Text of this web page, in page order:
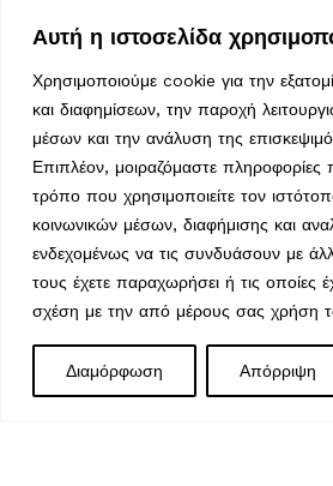
Αυτή η ιστοσελίδα
Χρησιμοποιούμε cookie για την
και διαφημίσεων, την παροχή
μέσων και την ανάλυση της
Επιπλέον, μοιραζόμαστε
τρόπο που χρησιμοποιείτε τον
κοινωνικών μέσων, διαφήμισης και
ενδεχομένως να τις συνδυάσουν με
τους έχετε παραχωρήσει ή τις οποίες
σχέση με την από μέρους σας χρήση
Διαμόρφωση Απόρριψη
Ασφάλεια Συναλλαγών
Όροι & Προϋποθέσεις
Αναζήτηση Αποστολής
Ωράριο Λειτουργίας
Δευτέρα : 9:00-14:30
Τρίτη : 9:00-14:30, 18:00-21:00
Τετάρτη : 9:00-14:30
Παρασκευή : 9:00-14:30, 18:00-21:00
Σάββατο : 9:00-14:30
ΜΠΕΖ ΚΕΡΑΜΙΚΟ ΡΟΔΙ
Φ14ΕΚ
8,90